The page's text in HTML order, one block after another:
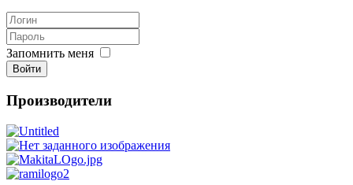
Запомнить меня
Войти
Производители